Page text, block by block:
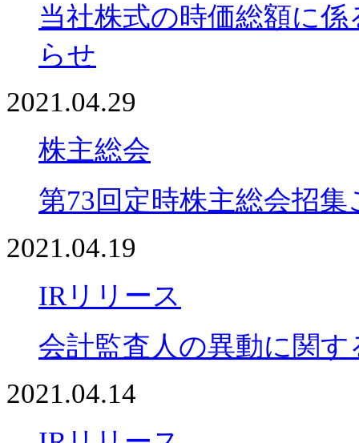
当社株式の時価総額に
らせ
2021.04.29
株主総会
第73回定時株主総会招
2021.04.19
IRリリース
会計監査人の異動に関
2021.04.14